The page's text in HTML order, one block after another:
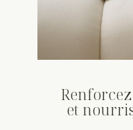
et